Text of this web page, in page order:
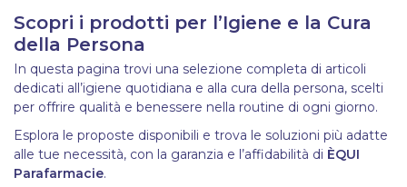
Scopri i prodotti per l’Igiene e la Cura
della Persona
In questa pagina trovi una selezione completa di articoli
dedicati all’igiene quotidiana e alla cura della persona, scelti
per offrire qualità e benessere nella routine di ogni giorno.
Esplora le proposte disponibili e trova le soluzioni più adatte
alle tue necessità, con la garanzia e l’affidabilità di ÈQUI
Parafarmacie.